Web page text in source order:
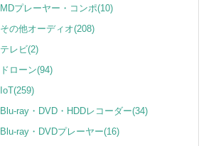
MDプレーヤー・コンポ(10)
その他オーディオ(208)
テレビ(2)
ドローン(94)
IoT(259)
Blu-ray・DVD・HDDレコーダー(34)
Blu-ray・DVDプレーヤー(16)